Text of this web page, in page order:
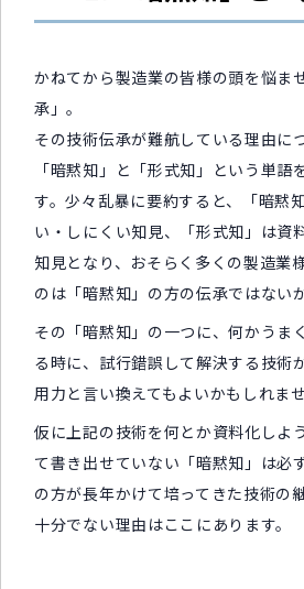
かねてから製造業の皆様の頭を悩ま
承」。
その技術伝承が難航している理由に
「暗黙知」と「形式知」という単語
す。少々乱暴に要約すると、「暗黙
い・しにくい知見、「形式知」は資
知見となり、おそらく多くの製造業
のは「暗黙知」の方の伝承ではない
その「暗黙知」の一つに、何かうま
る時に、試行錯誤して解決する技術
用力と言い換えてもよいかもしれませ
仮に上記の技術を何とか資料化しよ
て書き出せていない「暗黙知」は必
の方が長年かけて培ってきた技術の
十分でない理由はここにあります。